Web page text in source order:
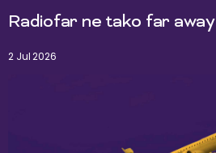
Radiofar ne tako far away
2 Jul 2026